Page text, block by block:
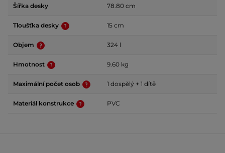
Šířka desky 78.80 cm
Tloušťka desky 15 cm
Objem 324 l
Hmotnost 9.60 kg
Maximální počet osob 1 dospělý + 1 dítě
Materiál konstrukce PVC